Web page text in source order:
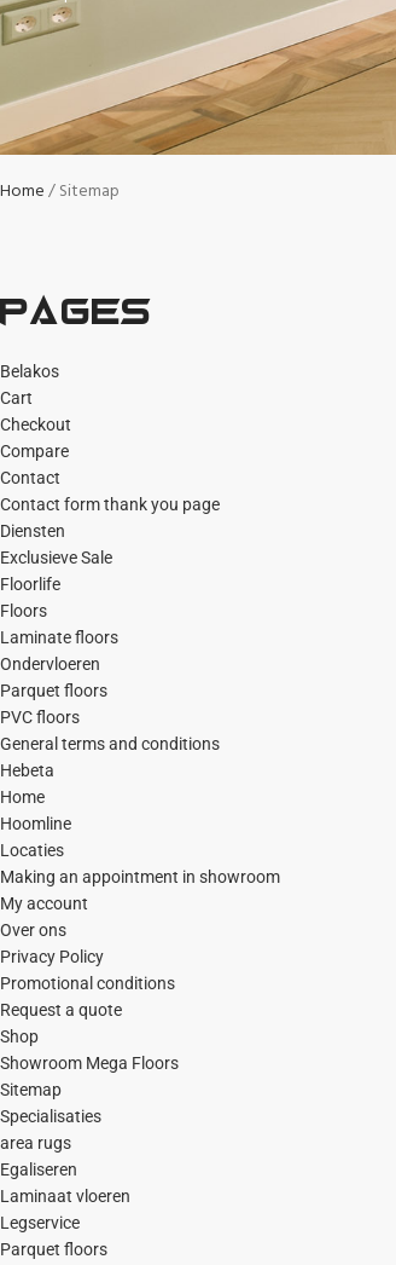
Home Sitemap
Pages
Belakos
Cart
Checkout
Compare
Contact
Contact form thank you page
Diensten
Exclusieve Sale
Floorlife
Floors
Laminate floors
Ondervloeren
Parquet floors
PVC floors
General terms and conditions
Hebeta
Home
Hoomline
Locaties
Making an appointment in showroom
My account
Over ons
Privacy Policy
Promotional conditions
Request a quote
Shop
Showroom Mega Floors
Sitemap
Specialisaties
area rugs
Egaliseren
Laminaat vloeren
Legservice
Parquet floors